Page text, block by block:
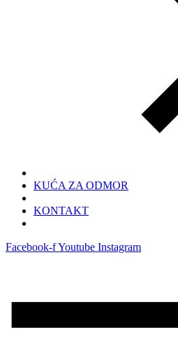
KUĆA ZA ODMOR
KONTAKT
Facebook-fYoutube Instagram